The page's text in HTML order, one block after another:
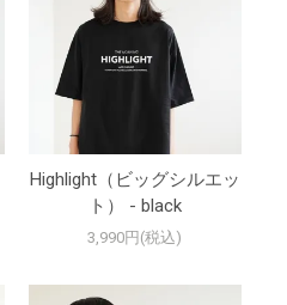
Highlight（ビッグシルエッ
ト） - black
3,990円(税込)